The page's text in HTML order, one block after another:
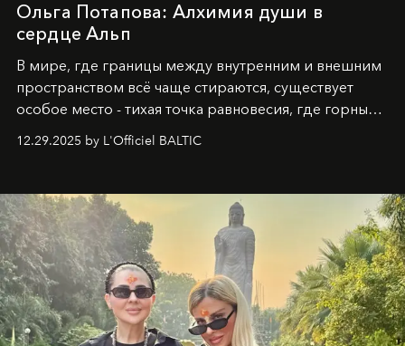
Ольга Потапова: Алхимия души в
сердце Альп
В мире, где границы между внутренним и внешним
пространством всё чаще стираются, существует
особое место - тихая точка равновесия, где горные
вершины Швейцарии встречаются с бездонными
глубинами человеческой души. Здесь, на стыке
Ольга Потапова - женщина, чей путь от поиска
истины превратился в искусство превращения
человеческих кризисов в возможности для
возрождения.
12.29.2025 by L'Officiel BALTIC